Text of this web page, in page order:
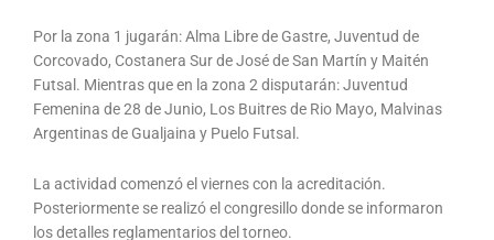
Por la zona 1 jugarán: Alma Libre de Gastre, Juventud de
Corcovado, Costanera Sur de José de San Martín y Maitén
Futsal. Mientras que en la zona 2 disputarán: Juventud
Femenina de 28 de Junio, Los Buitres de Rio Mayo, Malvinas
Argentinas de Gualjaina y Puelo Futsal.
La actividad comenzó el viernes con la acreditación.
Posteriormente se realizó el congresillo donde se informaron
los detalles reglamentarios del torneo.